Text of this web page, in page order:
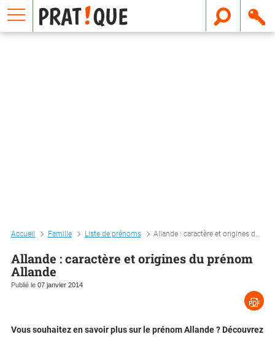
Accueil Famille Liste de prénoms Allande : caractère et origines du prénom allande
Allande : caractère et origines du prénom
Allande
Publié le 07 janvier 2014
Vous souhaitez en savoir plus sur le prénom Allande ? Découvrez
E
m
a